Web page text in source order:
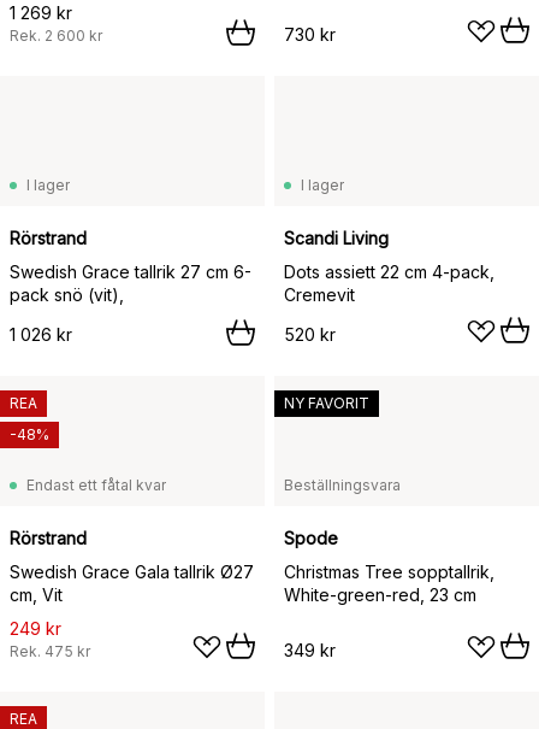
1 269 kr
Rek. 2 600 kr 730 kr
I lager
Rörstrand
Swedish Grace tallrik 27 cm 6-
pack snö (vit),
1 026 kr
I lager
Scandi Living
Dots assiett 22 cm 4-pack,
Cremevit
520 kr
Endast ett fåtal kvar
Rörstrand
Swedish Grace Gala tallrik Ø27
cm, Vit
249 kr
Rek. 475 kr
REA
-48%
Beställningsvara
Spode
Christmas Tree sopptallrik,
White-green-red, 23 cm
349 kr
NY FAVORIT
REA